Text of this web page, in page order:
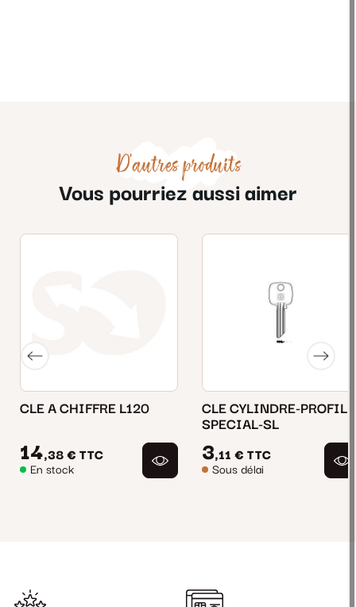
D'autres produits
Vous pourriez aussi aimer
CLE A CHIFFRE L120
14,38 € TTC
En stock
CLE CYLINDRE-PROFIL
SPECIAL-SL
3,11 € TTC
Sous délai